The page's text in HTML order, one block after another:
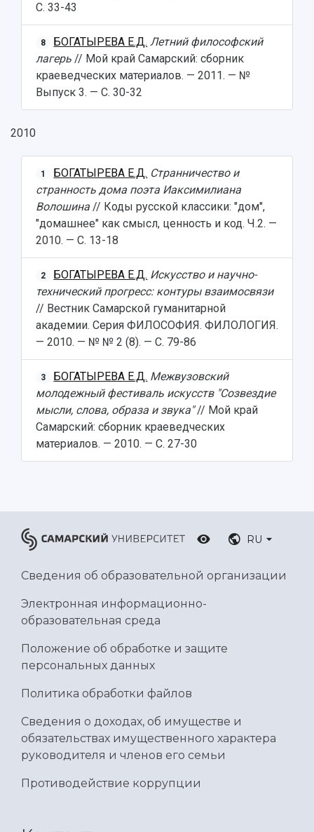
С. 33-43
8 БОГАТЫРЕВА Е.Д. Летний философский
лагерь // Мой край Самарский: сборник
краеведческих материалов. — 2011. — №
Выпуск 3. — С. 30-32
2010
1 БОГАТЫРЕВА Е.Д. Странничество и
странность дома поэта Иаксимилиана
Волошина // Коды русской классики: "дом",
"домашнее" как смысл, ценность и код. Ч.2. —
2010. — С. 13-18
2 БОГАТЫРЕВА Е.Д. Искусство и научно-
технический прогресс: контуры взаимосвязи
// Вестник Самарской гуманитарной
академии. Серия ФИЛОСОФИЯ. ФИЛОЛОГИЯ.
— 2010. — № № 2 (8). — С. 79-86
3 БОГАТЫРЕВА Е.Д. Межвузовский
молодежный фестиваль искусств "Созвездие
мысли, слова, образа и звука"// Мой край
Самарский: сборник краеведческих
материалов. — 2010. — С. 27-30
RU
Сведения об образовательной организации
Электронная информационно-
образовательная среда
Положение об обработке и защите
персональных данных
Политика обработки файлов
Сведения о доходах, об имуществе и
обязательствах имущественного характера
руководителя и членов его семьи
Противодействие коррупции